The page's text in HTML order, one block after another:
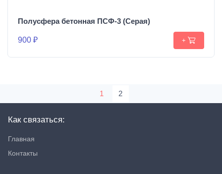
Полусфера бетонная ПСФ-3 (Серая)
900 ₽ +
1 2
Как связаться:
Главная
Контакты